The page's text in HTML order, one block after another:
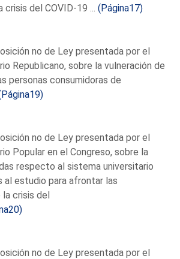
crisis del COVID-19 ...(Página17)
no de Ley presentada por el
Republicano, sobre la vulneración de
personas consumidoras de
no de Ley presentada por el
Popular en el Congreso, sobre la
respecto al sistema universitario
al estudio para afrontar las
crisis del
no de Ley presentada por el